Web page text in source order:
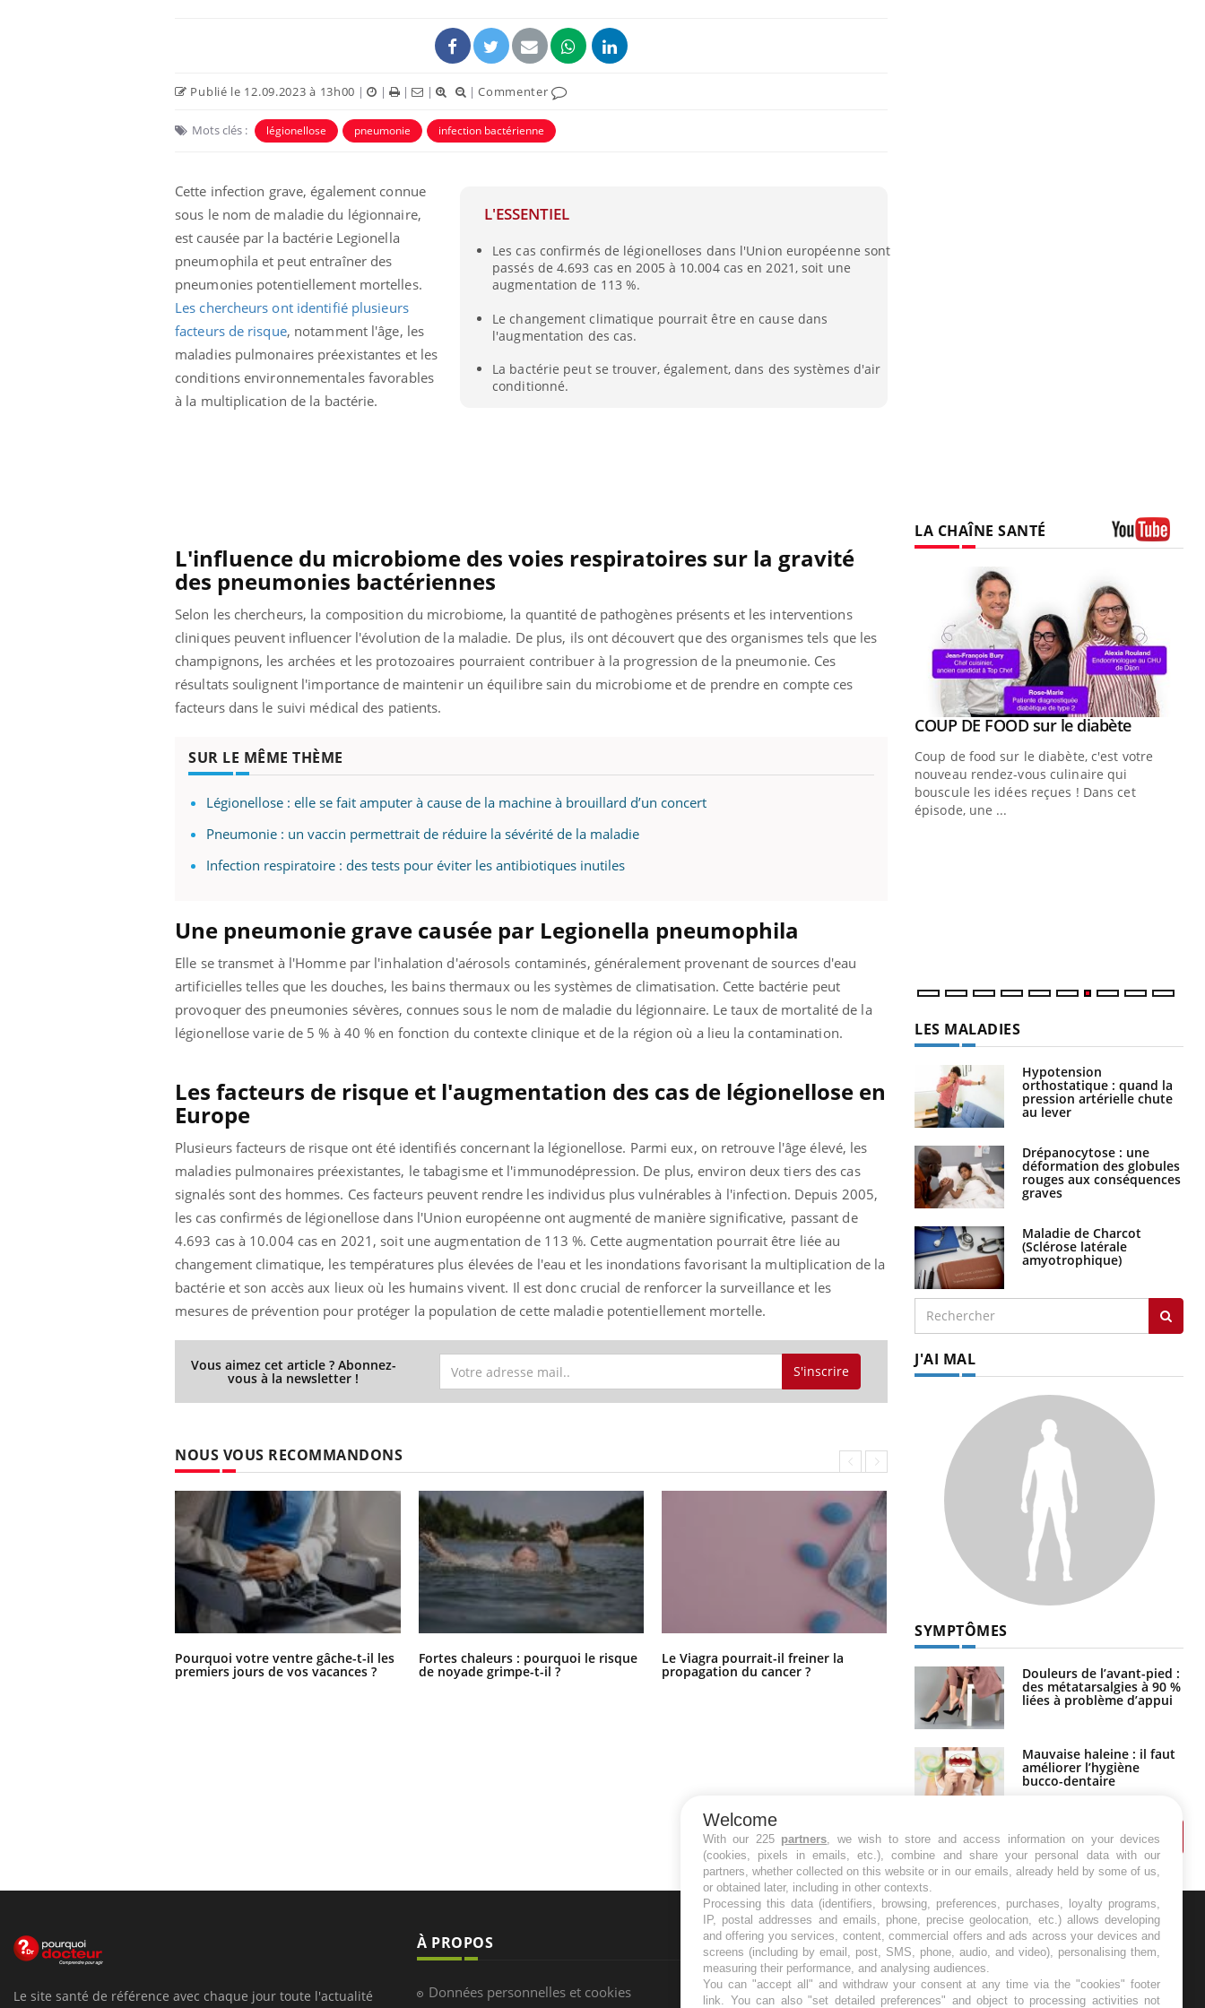
Publié le 12.09.2023 à 13h00 | | | | |Commenter
Mots clés : légionellose pneumonie infection bactérienne
L'ESSENTIEL
Les cas confirmés de légionelloses dans l'Union européenne sont
passés de 4.693 cas en 2005 à 10.004 cas en 2021, soit une
augmentation de 113 %.
Le changement climatique pourrait être en cause dans
l'augmentation des cas.
La bactérie peut se trouver, également, dans des systèmes d'air
conditionné.
Cette infection grave, également connue
sous le nom de maladie du légionnaire,
est causée par la bactérie Legionella
pneumophila et peut entraîner des
pneumonies potentiellement mortelles.
Les chercheurs ont identifié plusieurs
facteurs de risque, notamment l'âge, les
maladies pulmonaires préexistantes et les
conditions environnementales favorables
à la multiplication de la bactérie.
L'influence du microbiome des voies respiratoires sur la gravité
des pneumonies bactériennes
Selon les chercheurs, la composition du microbiome, la quantité de pathogènes présents et les interventions
cliniques peuvent influencer l'évolution de la maladie. De plus, ils ont découvert que des organismes tels que les
champignons, les archées et les protozoaires pourraient contribuer à la progression de la pneumonie. Ces
résultats soulignent l'importance de maintenir un équilibre sain du microbiome et de prendre en compte ces
facteurs dans le suivi médical des patients.
SUR LE MÊME THÈME
Légionellose : elle se fait amputer à cause de la machine à brouillard d’un concert
Pneumonie : un vaccin permettrait de réduire la sévérité de la maladie
Infection respiratoire : des tests pour éviter les antibiotiques inutiles
Une pneumonie grave causée par Legionella pneumophila
Elle se transmet à l'Homme par l'inhalation d'aérosols contaminés, généralement provenant de sources d'eau
artificielles telles que les douches, les bains thermaux ou les systèmes de climatisation. Cette bactérie peut
provoquer des pneumonies sévères, connues sous le nom de maladie du légionnaire. Le taux de mortalité de la
légionellose varie de 5 % à 40 % en fonction du contexte clinique et de la région où a lieu la contamination.
Les facteurs de risque et l'augmentation des cas de légionellose en
Europe
Plusieurs facteurs de risque ont été identifiés concernant la légionellose. Parmi eux, on retrouve l'âge élevé, les
maladies pulmonaires préexistantes, le tabagisme et l'immunodépression. De plus, environ deux tiers des cas
signalés sont des hommes. Ces facteurs peuvent rendre les individus plus vulnérables à l'infection. Depuis 2005,
les cas confirmés de légionellose dans l'Union européenne ont augmenté de manière significative, passant de
4.693 cas à 10.004 cas en 2021, soit une augmentation de 113 %. Cette augmentation pourrait être liée au
changement climatique, les températures plus élevées de l'eau et les inondations favorisant la multiplication de la
bactérie et son accès aux lieux où les humains vivent. Il est donc crucial de renforcer la surveillance et les
mesures de prévention pour protéger la population de cette maladie potentiellement mortelle.
Vous aimez cet article ? Abonnez-
vous à la newsletter ! S'inscrire
NOUS VOUS RECOMMANDONS
Pourquoi votre ventre gâche-t-il les
premiers jours de vos vacances ?
Fortes chaleurs : pourquoi le risque
de noyade grimpe-t-il ?
Le Viagra pourrait-il freiner la
propagation du cancer ?
Pourquoi manger moins de
protéines pourrait finalement être
bénéfique
LA CHAÎNE SANTÉ
L'été arrive… et avec lui, un tout nouveau
soleil, activités en plein air… Nos mains
nombreuses personnes atteintes de
défis, mais ...
mutualiste innove en matière de bilan de
Youtube
COUP DE FOOD sur le diabèteYoutube
Coup de food sur le diabète, c'est votre
nouveau rendez-vous culinaire qui
bouscule les idées reçues ! Dans cet
épisode, une ...
LES MALADIES
Hypotension
orthostatique : quand la
pression artérielle chute
au lever
Drépanocytose : une
déformation des globules
rouges aux conséquences
graves
Maladie de Charcot
(Sclérose latérale
amyotrophique)
J'AI MAL
SYMPTÔMES
Douleurs de l’avant-pied :
des métatarsalgies à 90 %
liées à problème d’appui
Mauvaise haleine : il faut
améliorer l’hygiène
bucco-dentaire
Le site santé de référence avec chaque jour toute l'actualité
À PROPOS
Données personnelles et cookies
NEWSLETTER
Recevez toutes les semaines les meilleures
infos santé
Welcome
With our 225 partners, we wish to store and access information on your devices
(cookies, pixels in emails, etc.), combine and share your personal data with our
partners, whether collected on this website or in our emails, already held by some of us,
or obtained later, including in other contexts.
Processing this data (identifiers, browsing, preferences, purchases, loyalty programs,
IP, postal addresses and emails, phone, precise geolocation, etc.) allows developing
and offering you services, content, commercial offers and ads across your devices and
screens (including by email, post, SMS, phone, audio, and video), personalising them,
measuring their performance, and analysing audiences.
You can "accept all" and withdraw your consent at any time via the "cookies" footer
link. You can also "set detailed preferences" and object to processing activities not